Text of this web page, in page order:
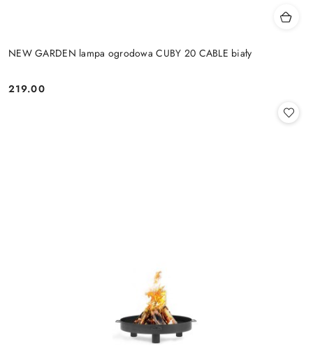
NEW GARDEN lampa ogrodowa CUBY 20 CABLE biały
Cena:
219.00